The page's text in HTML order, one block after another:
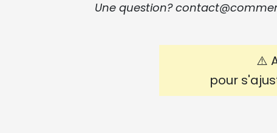
Une question?
⚠️
pour